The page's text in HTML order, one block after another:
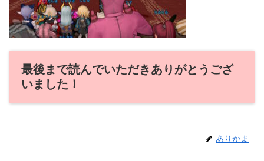
最後まで読んでいただきありがとうござ
いました！
ありかま